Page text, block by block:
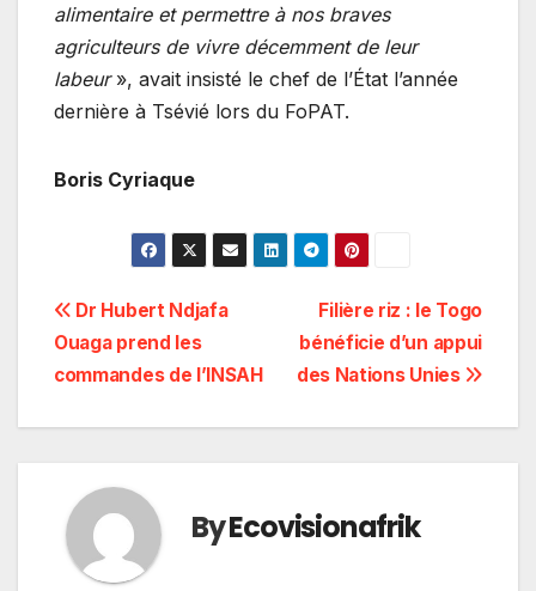
alimentaire et permettre à nos braves
agriculteurs de vivre décemment de leur
labeur », avait insisté le chef de l’État l’année
dernière à Tsévié lors du FoPAT.
Boris Cyriaque
Navigation
de
l’article
Filière riz : le Togo
bénéficie d’un appui
des Nations Unies
Dr Hubert Ndjafa
Ouaga prend les
commandes de l’INSAH
ByEcovisionafrik